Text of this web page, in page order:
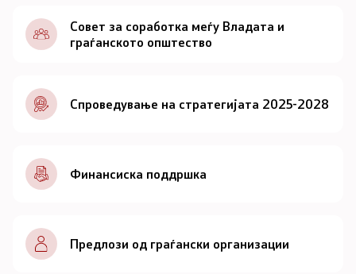
Документи
Совет
За советот
Документи
Записници и дневни редови од седниците на
Советот
Совет за соработка меѓу Владата и
граѓанското општество
Спроведување на стратегијата 2025-2028
Финансиска поддршка
Предлози од граѓански организации